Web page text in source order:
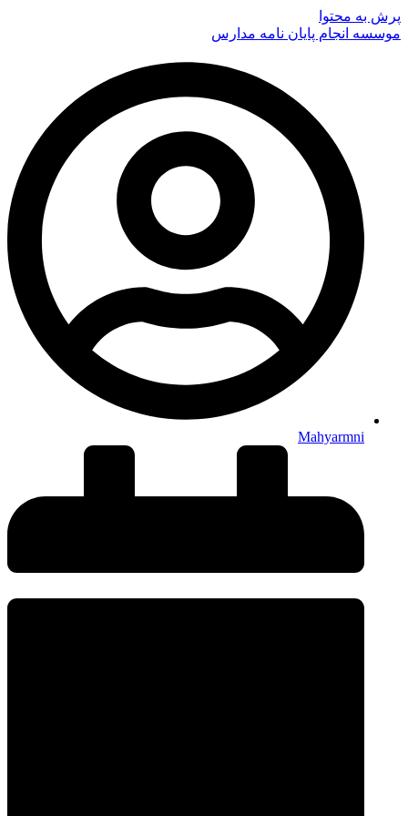
پرش به محتوا
موسسه انجام پایان نامه مدارس
Mahyarmni